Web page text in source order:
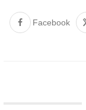
Facebook